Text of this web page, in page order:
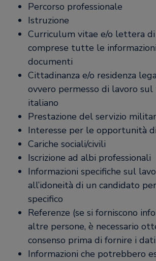
Percorso professionale
Istruzione
Curriculum vitae e/o lettera di
comprese tutte le
documenti
Cittadinanza e/o residenza
ovvero permesso di lavoro
italiano
Prestazione del servizio
Interesse per le opportunità
Cariche sociali/civili
Iscrizione ad albi professionali
Informazioni specifiche sul
all’idoneità di un candidato
specifico
Referenze (se si forniscono
altre persone, è necessario
consenso prima di fornire i
Informazioni che potrebbero